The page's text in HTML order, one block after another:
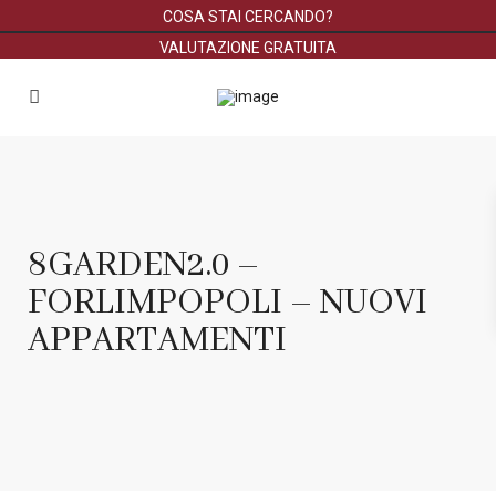
COSA STAI CERCANDO?
VALUTAZIONE GRATUITA
8GARDEN2.0 –
FORLIMPOPOLI – NUOVI
APPARTAMENTI